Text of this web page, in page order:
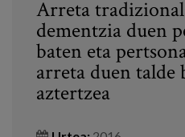
Arreta
dementzia duen
baten eta
arreta duen
aztertzea